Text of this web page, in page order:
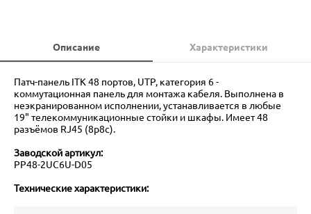
Описание Характеристики
Патч-панель ITK 48 портов, UTP, категория 6 -
коммутационная панель для монтажа кабеля. Выполнена в
неэкранированном исполнении, устанавливается в любые
19" телекоммуникационные стойки и шкафы. Имеет 48
разъёмов RJ45 (8p8c).
Заводской артикул:
PP48-2UC6U-D05
Технические характеристики: